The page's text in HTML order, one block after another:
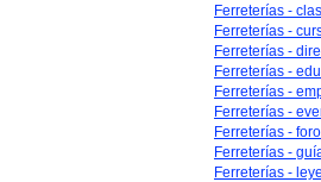
Ferreterías -
Ferreterías -
Ferreterías -
Ferreterías -
Ferreterías -
Ferreterías -
Ferreterías -
Ferreterías -
Ferreterías -